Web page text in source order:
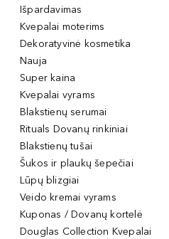
Išpardavimas
Kvepalai moterims
Dekoratyvinė kosmetika
Nauja
Super kaina
Kvepalai vyrams
Blakstienų serumai
Rituals Dovanų rinkiniai
Blakstienų tušai
Šukos ir plaukų šepečiai
Lūpų blizgiai
Veido kremai vyrams
Kuponas / Dovanų kortelė
Douglas Collection Kvepalai